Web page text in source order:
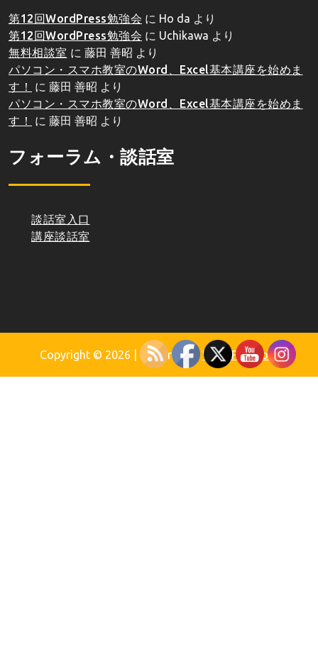
第12回WordPress勉強会 に Ho da より
第12回WordPress勉強会 に Uchikawa より
無料相談室 に 藤田 善昭 より
パソコン・スマホ教室のWord、Excel基本講座を始めま
す！
に 藤田 善昭 より
パソコン・スマホ教室のWord、Excel基本講座を始めま
す！
に 藤田 善昭 より
フォーラム・談話室
談話室入口
講座談話室
Copyright © 2026 | Powered byWordPress.org